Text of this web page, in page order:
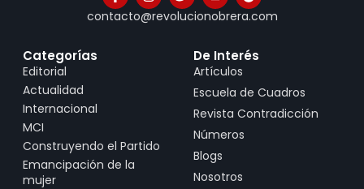
contacto@revolucionobrera.com
Categorías
Editorial
Actualidad
Internacional
MCI
Construyendo el Partido
Emancipación de la
mujer
De Interés
Artículos
Escuela de Cuadros
Revista Contradicción
Números
Blogs
Nosotros